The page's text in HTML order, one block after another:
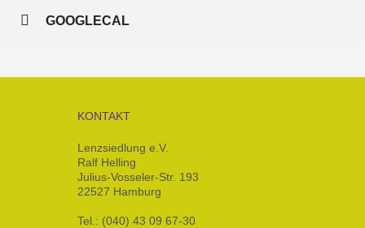
GOOGLECAL
KONTAKT
Lenzsiedlung e.V.
Ralf Helling
Julius-Vosseler-Str. 193
22527 Hamburg
Tel.: (040) 43 09 67-30